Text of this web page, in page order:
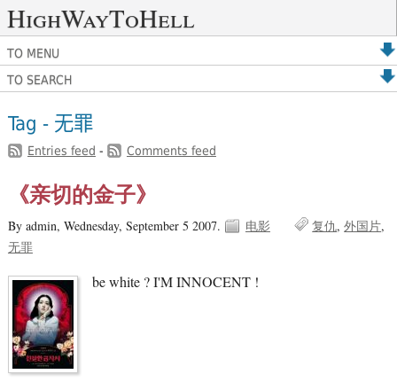
HighWayToHell
TO MENU
TO SEARCH
Tag - 无罪
Entries feed - Comments feed
《亲切的金子》
By admin, Wednesday, September 5 2007. 电影 复仇 外国片
无罪
be white ? I'M INNOCENT !